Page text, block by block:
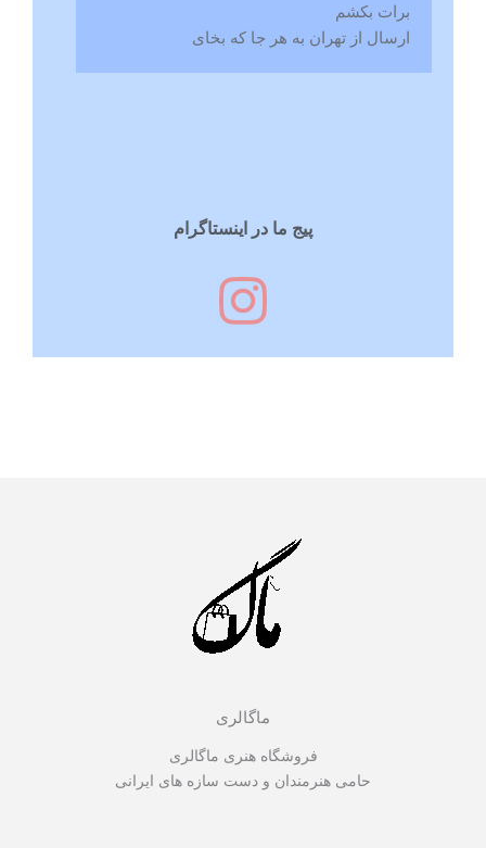
برات بکشم
ارسال از تهران به هر جا که بخای
پیج ما در اینستاگرام
ماگالری
فروشگاه هنری ماگالری
حامی هنرمندان و دست سازه های ایرانی